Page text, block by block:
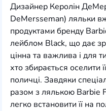
Дизайнер Керолін
DeMersseman) ляльки
продуктами бренду
лейблом Black, що дає
цінна та важлива і для
хто збирається оселити
поличці. Завдяки
разом з лялькою Barbie
легко встановити її на